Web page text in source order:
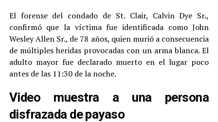
El forense del condado de St. Clair, Calvin Dye Sr.,
confirmó que la víctima fue identificada como John
Wesley Allen Sr., de 78 años, quien murió a consecuencia
de múltiples heridas provocadas con un arma blanca. El
adulto mayor fue declarado muerto en el lugar poco
antes de las 11:30 de la noche.
Video muestra a una persona
disfrazada de payaso